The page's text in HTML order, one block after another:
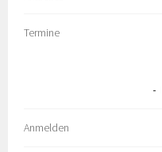
Termine
Anmelden